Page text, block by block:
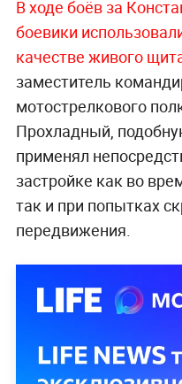
В ходе боёв за
боевики
качестве живого
заместитель
мотострелкового
Прохладный,
применял
застройке как во
так и при попытках
передвижения.